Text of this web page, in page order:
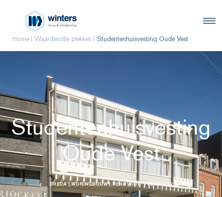
Home Waardevolle plekken Studentenhuisvesting Oude Vest
Studentenhuisvesting
Oude Vest
BREDA| WONINGBOUW| RENOVATIE | VERBOUW